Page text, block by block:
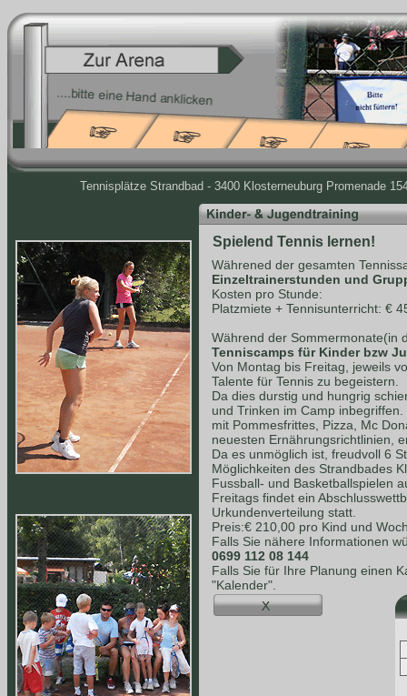
Tennisplätze Strandbad - 3400 Klosterneuburg Promenade
Spielend Tennis lernen!
Währened der gesamten
Einzeltrainerstunden und
Kosten pro Stunde:
Platzmiete + Tennisunterricht: €
Während der Sommermonate(in
Tenniscamps für Kinder bzw
Von Montag bis Freitag, jeweils
Talente für Tennis zu begeistern.
Da dies durstig und hungrig
und Trinken im Camp
mit Pommesfrittes, Pizza, Mc
neuesten Ernährungsrichtlinien,
Da es unmöglich ist, freudvoll 6
Möglichkeiten des Strandbades
Fussball- und Basketballspielen
Freitags findet ein
Urkundenverteilung statt.
Preis:€ 210,00 pro Kind und
Falls Sie nähere Informationen
0699 112 08 144
Falls Sie für Ihre Planung einen
"Kalender".